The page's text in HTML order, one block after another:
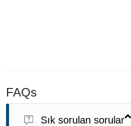
FAQs
Sık sorulan sorular